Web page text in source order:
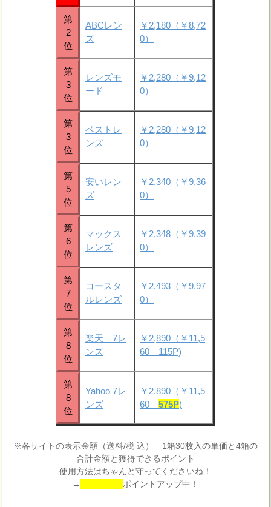
第
2
位
ABCレン
ズ
￥2,180（￥8,72
0）
第
3
位
レンズモ
ード
￥2,280（￥9,12
0）
第
3
位
ベストレ
ンズ
￥2,280（￥9,12
0）
第
5
位
安いレン
ズ
￥2,340（￥9,36
0）
第
6
位
マックス
レンズ
￥2,348（￥9,39
0）
第
7
位
コースタ
ルレンズ
￥2,493（￥9,97
0）
第
8
位
楽天 7レ
ンズ
￥2,890（￥11,5
60 115P)
第
8
位
Yahoo 7レ
ンズ
￥2,890（￥11,5
60 575P)
※各サイトの表示金額（送料/税 込） 1箱30枚入の単価と4箱の
合計金額と獲得できるポイント
使用方法はちゃんと守ってくださいね！
→
ポイントアップ中！